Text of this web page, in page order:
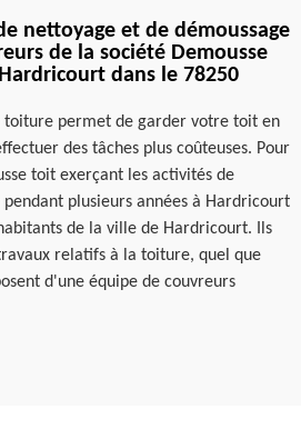
nettoyage et de démoussage
de la société Demousse
dans le 78250
permet de garder votre toit en
des tâches plus coûteuses. Pour
toit exerçant les activités de
plusieurs années à Hardricourt
de la ville de Hardricourt. Ils
relatifs à la toiture, quel que
d'une équipe de couvreurs